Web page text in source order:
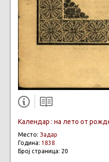
Календар : на лето от
Место: Задар
Година: 1838
Број страница: 20